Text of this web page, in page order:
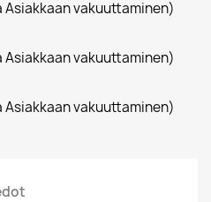
Asiakkaan vakuuttaminen)
Asiakkaan vakuuttaminen)
Asiakkaan vakuuttaminen)